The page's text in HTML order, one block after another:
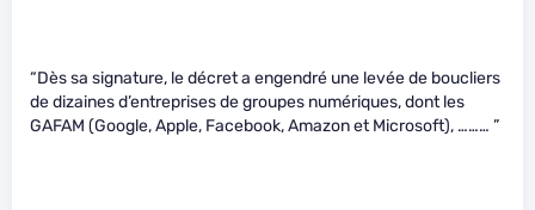
“Dès sa signature, le décret a engendré une levée de boucliers
de dizaines d’entreprises de groupes numériques, dont les
GAFAM (Google, Apple, Facebook, Amazon et Microsoft), ……… ”